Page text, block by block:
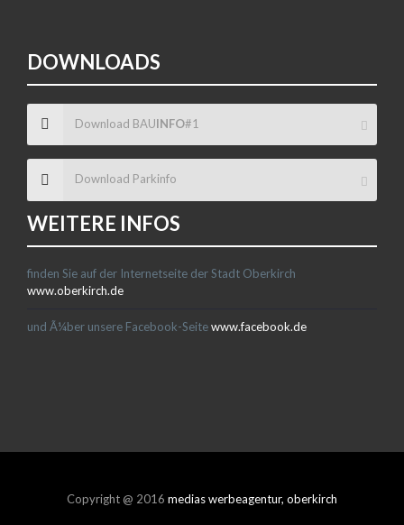
DOWNLOADS
Download BAUINFO#1
Download Parkinfo
WEITERE INFOS
finden Sie auf der Internetseite der Stadt Oberkirch
www.oberkirch.de
und Ã¼ber unsere Facebook-Seitewww.facebook.de
Copyright @ 2016 medias werbeagentur, oberkirch